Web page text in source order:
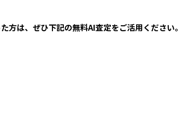
方は、ぜひ下記の無料AI査定をご活用ください。